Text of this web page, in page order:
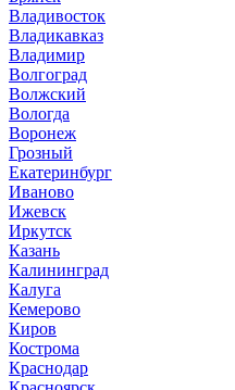
Владивосток
Владикавказ
Владимир
Волгоград
Волжский
Вологда
Воронеж
Грозный
Екатеринбург
Иваново
Ижевск
Иркутск
Казань
Калининград
Калуга
Кемерово
Киров
Кострома
Краснодар